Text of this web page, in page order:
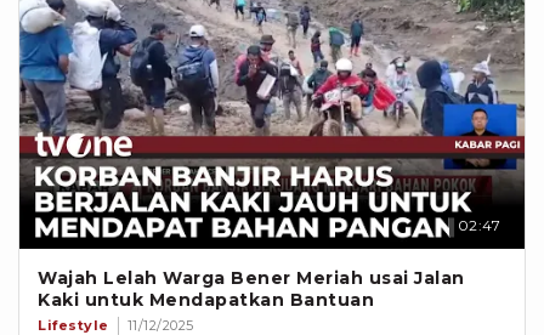
02:47
Wajah Lelah Warga Bener Meriah usai Jalan
Kaki untuk Mendapatkan Bantuan
Lifestyle 11/12/2025